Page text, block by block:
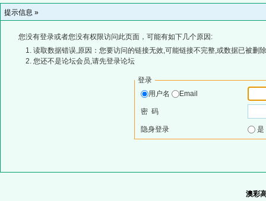
提示信息 »
您没有登录或者您没有权限访问此页面，可能有如下几个原因:
读取数据错误,原因：您要访问的链接无效,可能链接不完整,或数据已被删
您还不是论坛会员,请先登录论坛
登录
用户名
Email
密 码
隐身登录
澳彩